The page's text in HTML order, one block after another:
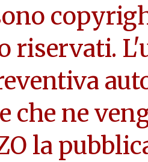
riservati.
che ne
la